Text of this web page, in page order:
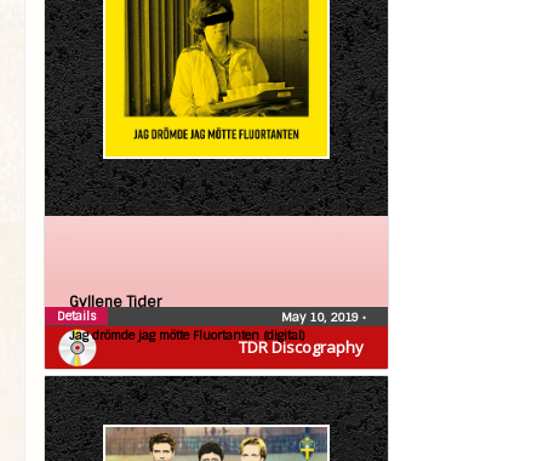
TDR Discography
Gyllene Tider
Jag drömde jag mötte Fluortanten (digital)
May 10, 2019 •
Details